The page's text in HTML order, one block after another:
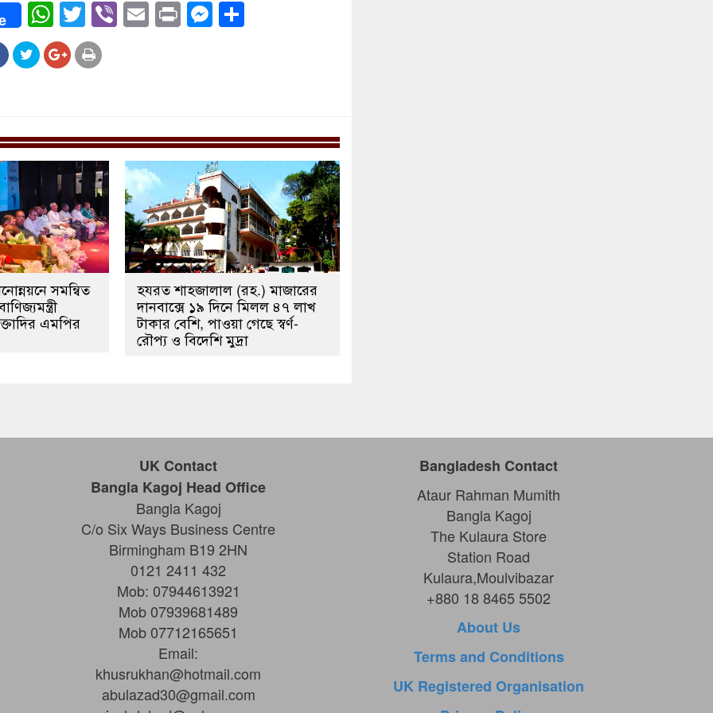
WhatsApp
Twitter
ViberEmail
PrintMessenger
সমন্বিত
এমপির
হযরত শাহজালাল (রহ.) মাজারের
দানবাক্সে ১৯ দিনে মিলল ৪৭ লাখ
টাকার বেশি, পাওয়া গেছে স্বর্ণ-
রৌপ্য ও বিদেশি মুদ্রা
UK Contact
Bangla Kagoj Head Office
Bangla Kagoj
C/o Six Ways Business Centre
Birmingham B19 2HN
0121 2411 432
Mob: 07944613921
Mob 07939681489
Mob 07712165651
Email:
khusrukhan@hotmail.com
abulazad30@gmail.com
Bangladesh Contact
Ataur Rahman Mumith
Bangla Kagoj
The Kulaura Store
Station Road
Kulaura,Moulvibazar
+880 18 8465 5502
About Us
Terms and Conditions
UK Registered Organisation